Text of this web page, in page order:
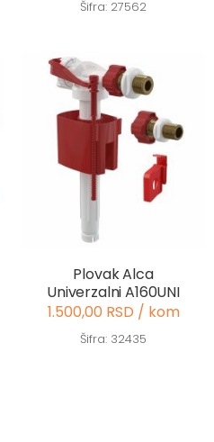
Šifra: 27562
Plovak Alca
Univerzalni A160UNI
1.500,00 RSD / kom
Šifra: 32435